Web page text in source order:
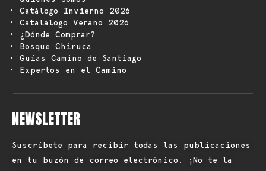
• Catálogo Invierno 2026
• Catalálogo Verano 2026
• ¿Dónde Comprar?
• Bosque Chiruca
• Guías Camino de Santiago
• Expertos en el Camino
NEWSLETTER
Suscríbete para recibir todas las publicaciones
en tu buzón de correo electrónico. ¡No te la